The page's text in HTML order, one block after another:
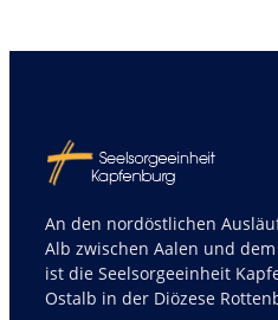
An den nordöstlichen
Alb zwischen Aalen und
ist die Seelsorgeeinheit
Ostalb in der Diözese